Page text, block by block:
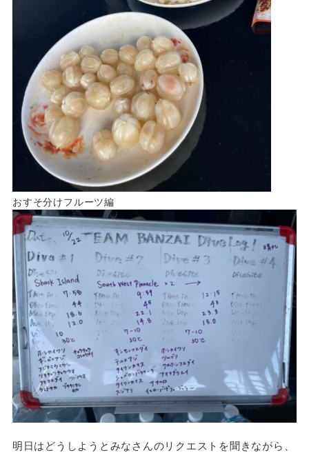
おすそ分けフルーツ編
明日はどうしようとみなさんのリクエストを聞きながら、